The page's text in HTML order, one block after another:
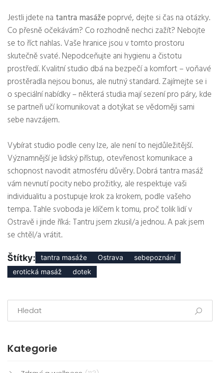
Jestli jdete na tantra masáže poprvé, dejte si čas na otázky.
Co přesně očekávám? Co rozhodně nechci zažít? Nebojte
se to říct nahlas. Vaše hranice jsou v tomto prostoru
skutečně svaté. Nepodceňujte ani hygienu a čistotu
prostředí. Kvalitní studio dbá na bezpečí a komfort – voňavé
prostěradla nejsou bonus, ale nutný standard. Zajímejte se i
o speciální nabídky – některá studia mají sezení pro páry, kde
se partneři učí komunikovat a dotýkat se vědoměji sami
sebe navzájem.
Vybírat studio podle ceny lze, ale není to nejdůležitější.
Významnější je lidský přístup, otevřenost komunikace a
schopnost navodit atmosféru důvěry. Dobrá tantra masáž
vám nevnutí pocity nebo prožitky, ale respektuje vaši
individualitu a postupuje krok za krokem, podle vašeho
tempa. Tahle svoboda je klíčem k tomu, proč tolik lidí v
Ostravě i jinde říká: Tantru jsem zkusil/a jednou. A pak jsem
se chtěl/a vrátit.
Štítky: tantra masáže Ostrava
sebepoznání
erotická masáž
dotek
Kategorie